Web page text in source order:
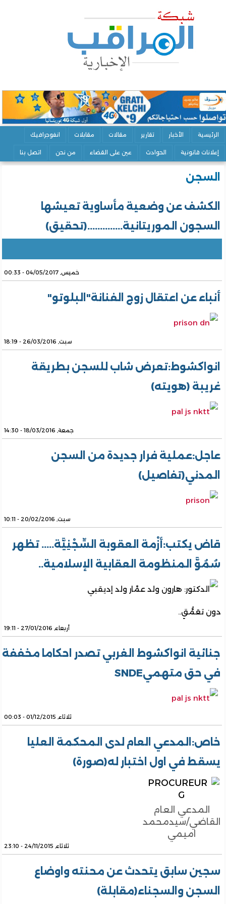
الرئيسية الأخبار تقارير مقالات مقابلات انفوجرافيك
إعلانات قانونية الحوادث عين على القضاء من نحن اتصل بنا
السجن
الكشف عن وضعية مأساوية تعيشها
السجون الموريتانية..............(تحقيق)
خميس, 04/05/2017 - 00:33
أنباء عن اعتقال زوج الفنانة"البلوتو"
سبت, 26/03/2016 - 18:19
انواكشوط:تعرض شاب للسجن بطريقة
غريبة (هويته)
جمعة, 18/03/2016 - 14:30
عاجل:عملية فرار جديدة من السجن
المدني(تفاصيل)
سبت, 20/02/2016 - 10:11
قاض يكتب:أزْمة العقوبة السِّجْنِيَّة..... تظهر
سُمُوَّ المنظومة العقابية الإسلامية..
دون تعَمُّقٍ..
أربعاء, 27/01/2016 - 19:11
جنائية انواكشوط الغربي تصدر احكاما مخففة
في حق متهميSNDE
ثلاثاء, 01/12/2015 - 00:03
خاص:المدعي العام لدى المحكمة العليا
يسقط في اول اختبار له(صورة)
المدعي العام
القاضي/سيدمحمد
اميمي
ثلاثاء, 24/11/2015 - 23:10
سجين سابق يتحدث عن محنته واوضاع
السجن والسجناء(مقابلة)